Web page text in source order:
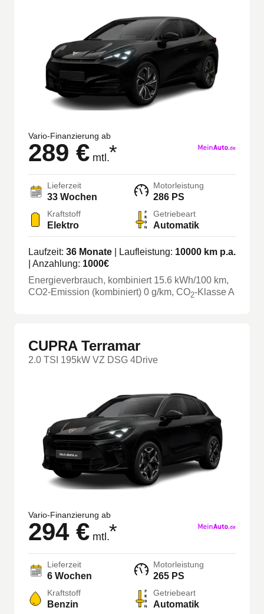
Vario-Finanzierung ab
289 € mtl.*
Lieferzeit
33 Wochen
Motorleistung
286 PS
Kraftstoff
Elektro
Getriebeart
Automatik
Laufzeit: 36 Monate | Laufleistung: 10000 km p.a.
| Anzahlung: 1000€
Energieverbrauch, kombiniert 15.6 kWh/100 km,
CO2-Emission (kombiniert) 0 g/km, CO2-KlasseA
CUPRA Terramar
2.0 TSI 195kW VZ DSG 4Drive
Vario-Finanzierung ab
294 € mtl.*
Lieferzeit
6 Wochen
Motorleistung
265 PS
Kraftstoff
Benzin
Getriebeart
Automatik